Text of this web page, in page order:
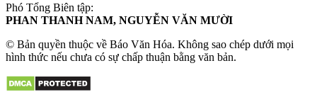
Phó Tổng Biên tập:
PHAN THANH NAM, NGUYỄN VĂN MƯỜI
© Bản quyền thuộc về Báo Văn Hóa. Không sao chép dưới mọi
hình thức nếu chưa có sự chấp thuận bằng văn bản.